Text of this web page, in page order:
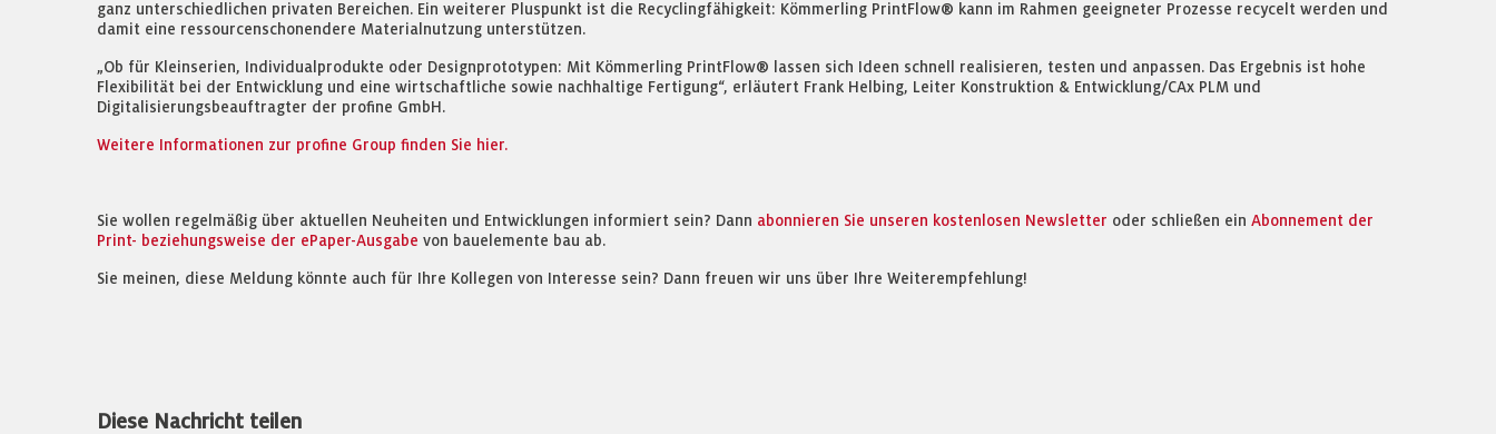
ganz unterschiedlichen privaten Bereichen. Ein weiterer Pluspunkt ist die Recyclingfähigkeit: Kömmerling PrintFlow® kann im Rahmen geeigneter Prozesse recycelt werden und
damit eine ressourcenschonendere Materialnutzung unterstützen.
„Ob für Kleinserien, Individualprodukte oder Designprototypen: Mit Kömmerling PrintFlow® lassen sich Ideen schnell realisieren, testen und anpassen. Das Ergebnis ist hohe
Flexibilität bei der Entwicklung und eine wirtschaftliche sowie nachhaltige Fertigung“, erläutert Frank Helbing, Leiter Konstruktion & Entwicklung/CAx PLM und
Digitalisierungsbeauftragter der profine GmbH.
Weitere Informationen zur profine Group finden Sie hier.
Sie wollen regelmäßig über aktuellen Neuheiten und Entwicklungen informiert sein? Dann abonnieren Sie unseren kostenlosen Newsletter oder schließen ein Abonnement der
Print- beziehungsweise der ePaper-Ausgabe von bauelemente bau ab.
Sie meinen, diese Meldung könnte auch für Ihre Kollegen von Interesse sein? Dann freuen wir uns über Ihre Weiterempfehlung!
Diese Nachricht teilen